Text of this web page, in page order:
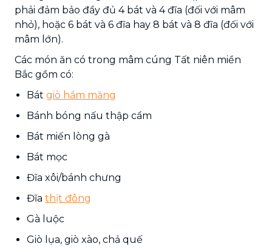
phải đảm bảo đầy đủ 4 bát và 4 đĩa (đối với mâm
nhỏ), hoặc 6 bát và 6 đĩa hay 8 bát và 8 đĩa (đối với
mâm lớn).
Các món ăn có trong mâm cúng Tất niên miền
Bắc gồm có:
Bát giò hầm măng
Bánh bóng nấu thập cẩm
Bát miến lòng gà
Bát mọc
Đĩa xôi/bánh chưng
Đĩa thịt đông
Gà luộc
Giò lụa, giò xào, chả quế